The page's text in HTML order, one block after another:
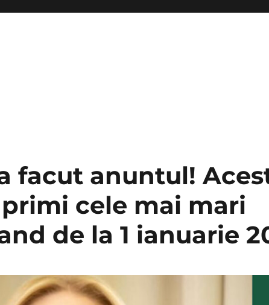
facut anuntul!
cele mai mari
de la 1 ianuarie